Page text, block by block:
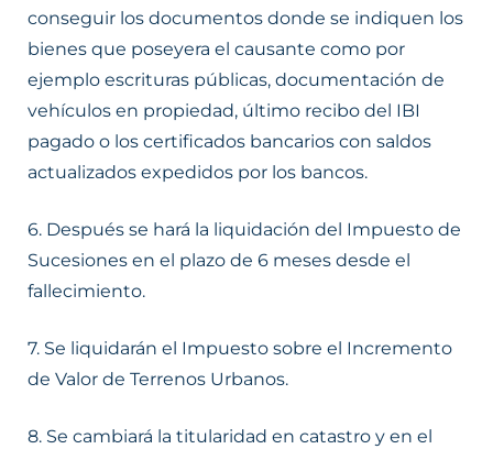
conseguir los documentos donde se indiquen los
bienes que poseyera el causante como por
ejemplo escrituras públicas, documentación de
vehículos en propiedad, último recibo del IBI
pagado o los certificados bancarios con saldos
actualizados expedidos por los bancos.
6. Después se hará la liquidación del Impuesto de
Sucesiones en el plazo de 6 meses desde el
fallecimiento.
7. Se liquidarán el Impuesto sobre el Incremento
de Valor de Terrenos Urbanos.
8. Se cambiará la titularidad en catastro y en el